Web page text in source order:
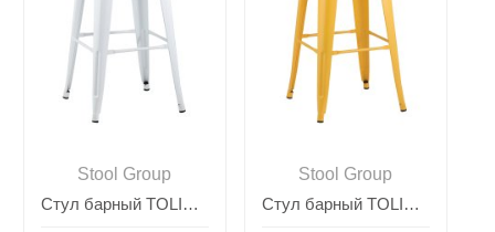
Stool Group
Стул барный TOLIX WOOD белый глянцевый
Stool Group
Стул барный TOLIX желтый глянцевый